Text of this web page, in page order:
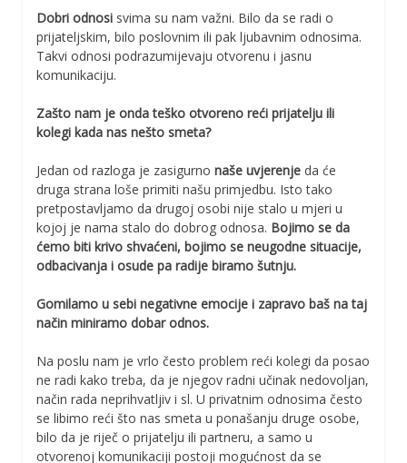
Dobri odnosi svima su nam važni. Bilo da se radi o
prijateljskim, bilo poslovnim ili pak ljubavnim odnosima.
Takvi odnosi podrazumijevaju otvorenu i jasnu
komunikaciju.
Zašto nam je onda teško otvoreno reći prijatelju ili
kolegi kada nas nešto smeta?
Jedan od razloga je zasigurno naše uvjerenje da će
druga strana loše primiti našu primjedbu. Isto tako
pretpostavljamo da drugoj osobi nije stalo u mjeri u
kojoj je nama stalo do dobrog odnosa. Bojimo se da
ćemo biti krivo shvaćeni, bojimo se neugodne situacije,
odbacivanja i osude pa radije biramo šutnju.
Gomilamo u sebi negativne emocije i zapravo baš na taj
način miniramo dobar odnos.
Na poslu nam je vrlo često problem reći kolegi da posao
ne radi kako treba, da je njegov radni učinak nedovoljan,
način rada neprihvatljiv i sl. U privatnim odnosima često
se libimo reći što nas smeta u ponašanju druge osobe,
bilo da je riječ o prijatelju ili partneru, a samo u
otvorenoj komunikaciji postoji mogućnost da se